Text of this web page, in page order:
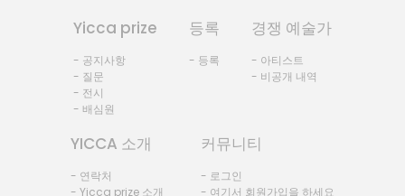
Yicca prize
- 공지사항
- 질문
- 전시
- 배심원
등록
- 등록
경쟁 예술가
- 아티스트
- 비공개 내역
YICCA 소개
- 연락처
- Yicca prize 소개
커뮤니티
- 로그인
- 여기서 회원가입을 하세요